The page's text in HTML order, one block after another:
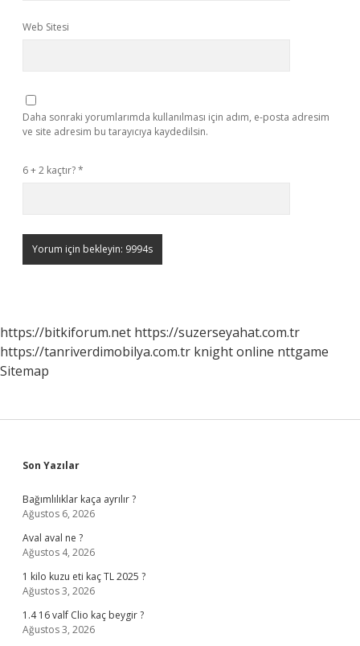
Web Sitesi
Daha sonraki yorumlarımda kullanılması için adım, e-posta adresim
ve site adresim bu tarayıcıya kaydedilsin.
6 + 2 kaçtır?*
https://bitkiforum.net https://suzerseyahat.com.tr
https://tanriverdimobilya.com.tr knight online nttgame
Sitemap
Sidebar
Son Yazılar
Bağımlılıklar kaça ayrılır ?
Ağustos 6, 2026
Aval aval ne ?
Ağustos 4, 2026
1 kilo kuzu eti kaç TL 2025 ?
Ağustos 3, 2026
1.4 16 valf Clio kaç beygir ?
Ağustos 3, 2026